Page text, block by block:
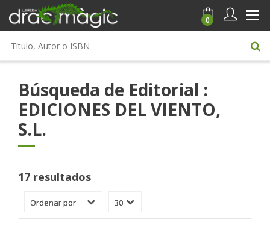
0
Búsqueda de Editorial :
EDICIONES DEL VIENTO,
S.L.
17 resultados